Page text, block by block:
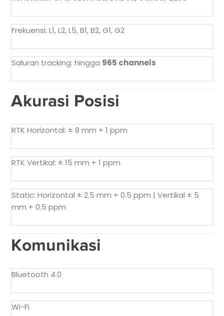
Frekuensi: L1, L2, L5, B1, B2, G1, G2
Saluran tracking: hingga 965 channels
Akurasi Posisi
RTK Horizontal: ± 8 mm + 1 ppm
RTK Vertikal: ± 15 mm + 1 ppm
Static: Horizontal ± 2.5 mm + 0.5 ppm | Vertikal ± 5
mm + 0.5 ppm
Komunikasi
Bluetooth 4.0
Wi-Fi